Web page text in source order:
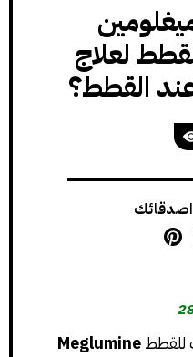
لعلاج
القطط؟
للقططMeglumine